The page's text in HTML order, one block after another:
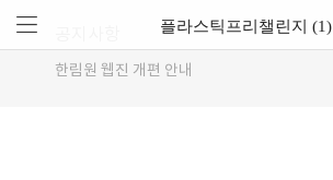
한림원 웹진 개편 안내
플라스틱프리챌린지 (1)